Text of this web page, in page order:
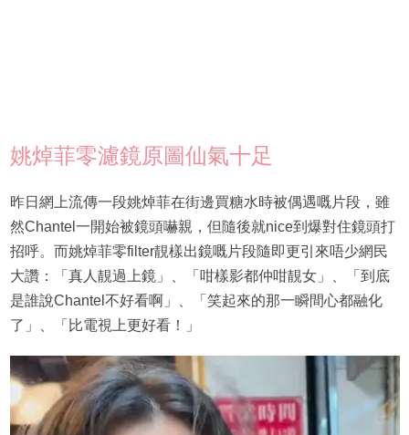
姚焯菲零濾鏡原圖仙氣十足
昨日網上流傳一段姚焯菲在街邊買糖水時被偶遇嘅片段，雖
然Chantel一開始被鏡頭嚇親，但隨後就nice到爆對住鏡頭打
招呼。而姚焯菲零filter靚樣出鏡嘅片段隨即更引來唔少網民
大讚：「真人靚過上鏡」、「咁樣影都仲咁靚女」、「到底
是誰說Chantel不好看啊」、「笑起來的那一瞬間心都融化
了」、「比電視上更好看！」